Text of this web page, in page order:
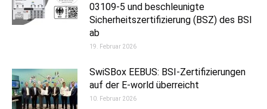
03109-5 und beschleunigte
Sicherheitszertifizierung (BSZ) des BSI
ab
19. Februar 2026
SwiSBox EEBUS: BSI-Zertifizierungen
auf der E-world überreicht
10. Februar 2026